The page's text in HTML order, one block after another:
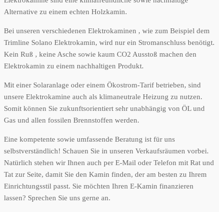
Alternative zu einem echten Holzkamin.
Bei unseren verschiedenen Elektrokaminen , wie zum Beispiel dem
Trimline Solano Elektrokamin, wird nur ein Stromanschluss benötigt.
Kein Ruß , keine Asche sowie kaum CO2 Ausstoß machen den
Elektrokamin zu einem nachhaltigen Produkt.
Mit einer Solaranlage oder einem Ökostrom-Tarif betrieben, sind
unsere Elektrokamine auch als klimaneutrale Heizung zu nutzen.
Somit können Sie zukunftsorientiert sehr unabhängig von ÖL und
Gas und allen fossilen Brennstoffen werden.
Eine kompetente sowie umfassende Beratung ist für uns
selbstverständlich! Schauen Sie in unseren Verkaufsräumen vorbei.
Natürlich stehen wir Ihnen auch per E-Mail oder Telefon mit Rat und
Tat zur Seite, damit Sie den Kamin finden, der am besten zu Ihrem
Einrichtungsstil passt. Sie möchten Ihren E-Kamin finanzieren
lassen? Sprechen Sie uns gerne an.